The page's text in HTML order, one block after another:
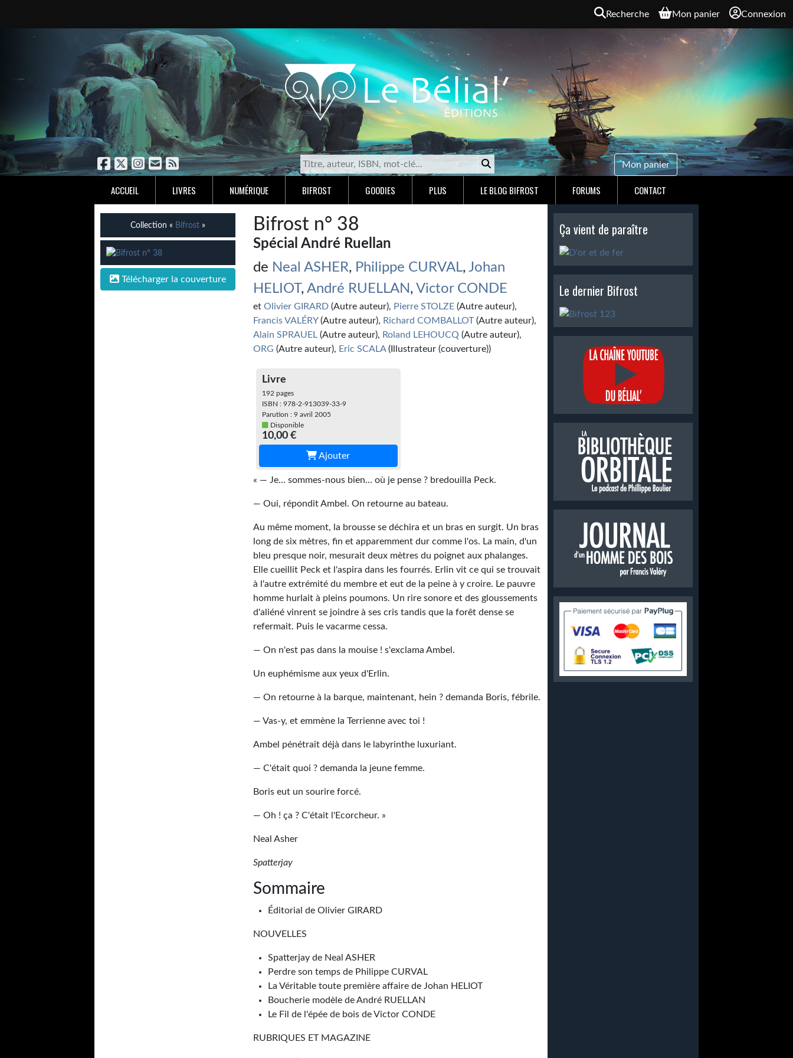
Recherche Mon panier Connexion
Mon panier
ACCUEIL LIVRES NUMÉRIQUE BIFROST GOODIES PLUS LE BLOG BIFROST FORUMS CONTACT
Collection « Bifrost »
Télécharger la couverture
Bifrost n° 38
Spécial André Ruellan
de Neal ASHER, Philippe CURVAL,Johan
HELIOT,André RUELLAN,Victor CONDE
etOlivier GIRARD (Autre auteur), Pierre STOLZE (Autre auteur),
Francis VALÉRY(Autre auteur), Richard COMBALLOT(Autre auteur),
Alain SPRAUEL (Autre auteur), Roland LEHOUCQ (Autre auteur),
ORG (Autre auteur), Eric SCALA(Illustrateur (couverture))
Livre
192 pages
ISBN : 978-2-913039-33-9
Parution : 9 avril 2005
Disponible
10,00 €
Ajouter
« — Je... sommes-nous bien... où je pense ? bredouilla Peck.
— Oui, répondit Ambel. On retourne au bateau.
Au même moment, la brousse se déchira et un bras en surgit. Un bras
long de six mètres, fin et apparemment dur comme l'os. La main, d'un
bleu presque noir, mesurait deux mètres du poignet aux phalanges.
Elle cueillit Peck et l'aspira dans les fourrés. Erlin vit ce qui se trouvait
à l'autre extrémité du membre et eut de la peine à y croire. Le pauvre
homme hurlait à pleins poumons. Un rire sonore et des gloussements
d'aliéné vinrent se joindre à ses cris tandis que la forêt dense se
refermait. Puis le vacarme cessa.
— On n'est pas dans la mouise ! s'exclama Ambel.
Un euphémisme aux yeux d'Erlin.
— On retourne à la barque, maintenant, hein ? demanda Boris, fébrile.
— Vas-y, et emmène la Terrienne avec toi !
Ambel pénétrait déjà dans le labyrinthe luxuriant.
— C'était quoi ? demanda la jeune femme.
Boris eut un sourire forcé.
— Oh ! ça ? C'était l'Ecorcheur. »
Neal Asher
Spatterjay
Sommaire
Éditorial de Olivier GIRARD
NOUVELLES
Spatterjay de Neal ASHER
Perdre son temps de Philippe CURVAL
La Véritable toute première affaire de Johan HELIOT
Boucherie modèle de André RUELLAN
Le Fil de l'épée de bois de Victor CONDE
RUBRIQUES ET MAGAZINE
Ça vient de paraître
Le dernier Bifrost